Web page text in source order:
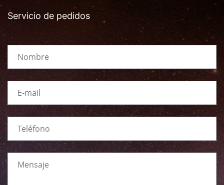
Servicio de pedidos